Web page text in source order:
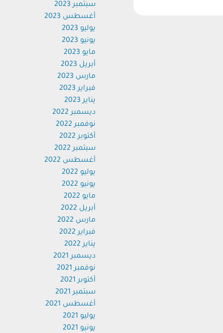
سبتمبر 2023
أغسطس 2023
يوليو 2023
يونيو 2023
مايو 2023
أبريل 2023
مارس 2023
فبراير 2023
يناير 2023
ديسمبر 2022
نوفمبر 2022
أكتوبر 2022
سبتمبر 2022
أغسطس 2022
يوليو 2022
يونيو 2022
مايو 2022
أبريل 2022
مارس 2022
فبراير 2022
يناير 2022
ديسمبر 2021
نوفمبر 2021
أكتوبر 2021
سبتمبر 2021
أغسطس 2021
يوليو 2021
يونيو 2021